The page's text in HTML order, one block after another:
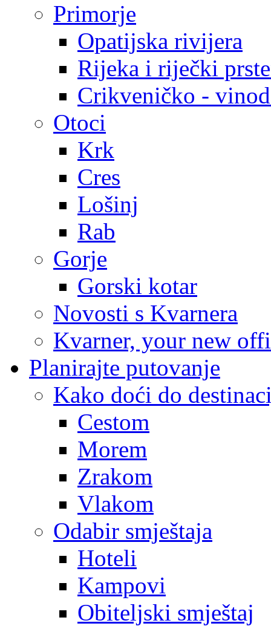
Primorje
Opatijska rivijera
Rijeka i riječki
Crikveničko -
Otoci
Krk
Cres
Lošinj
Rab
Gorje
Gorski kotar
Novosti s Kvarnera
Kvarner, your new
Planirajte putovanje
Kako doći do
Cestom
Morem
Zrakom
Vlakom
Odabir smještaja
Hoteli
Kampovi
Obiteljski smještaj